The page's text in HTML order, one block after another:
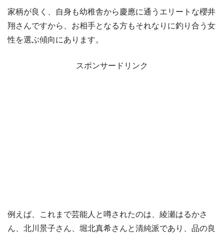
家柄が良く、自身も幼稚舎から慶應に通うエリートな櫻井
翔さんですから、お相手となる方もそれなりに釣り合う女
性を選ぶ傾向にあります。
スポンサードリンク
例えば、これまで芸能人と噂されたのは、綾瀬はるかさ
ん、北川景子さん、堀北真希さんと清純派であり、品の良